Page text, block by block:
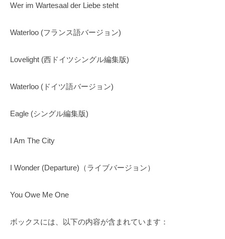
Wer im Wartesaal der Liebe steht
Waterloo (フランス語バージョン)
Lovelight (西ドイツシングル編集版)
Waterloo (ドイツ語バージョン)
Eagle (シングル編集版)
I Am The City
I Wonder (Departure)（ライブバージョン）
You Owe Me One
ボックスには、以下の内容が含まれています：